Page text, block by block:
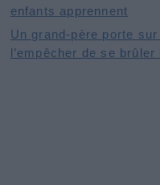
enfants apprennent
Un grand-père porte
l’empêcher de se